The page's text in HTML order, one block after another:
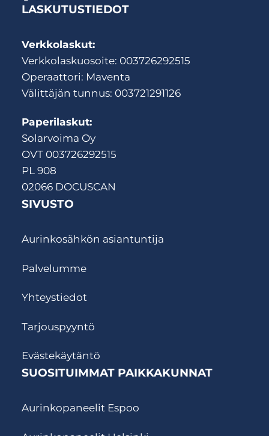
LASKUTUSTIEDOT
Verkkolaskut:
Verkkolaskuosoite: 003726292515
Operaattori: Maventa
Välittäjän tunnus: 003721291126
Paperilaskut:
Solarvoima Oy
OVT 003726292515
PL 908
02066 DOCUSCAN
SIVUSTO
Aurinkosähkön asiantuntija
Palvelumme
Yhteystiedot
Tarjouspyyntö
Evästekäytäntö
SUOSITUIMMAT PAIKKAKUNNAT
Aurinkopaneelit Espoo